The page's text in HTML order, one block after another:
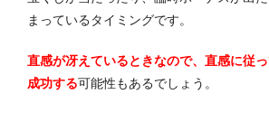
まっているタイミングです。
直感が冴えているときなので、直感に従
成功する可能性もあるでしょう。